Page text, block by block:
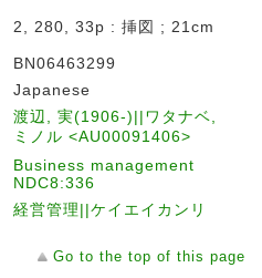
2, 280, 33p : 挿図 ; 21cm
BN06463299
Japanese
渡辺, 実(1906-)||ワタナベ,
ミノル <AU00091406>
Business management
NDC8:336
経営管理||ケイエイカンリ
Go to the top of this page